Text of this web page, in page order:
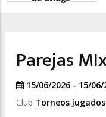
Parejas
15/06/2026 - 15/06/
Club Torneos